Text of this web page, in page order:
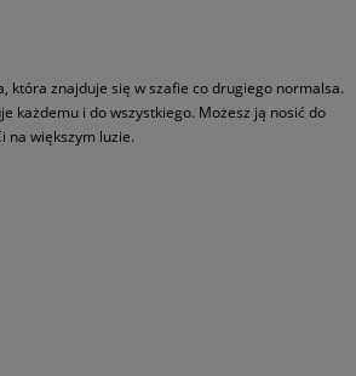
która znajduje się w szafie co drugiego normalsa.
każdemu i do wszystkiego. Możesz ją nosić do
na większym luzie.